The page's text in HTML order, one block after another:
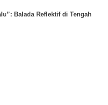
Balada Reflektif di Tengah